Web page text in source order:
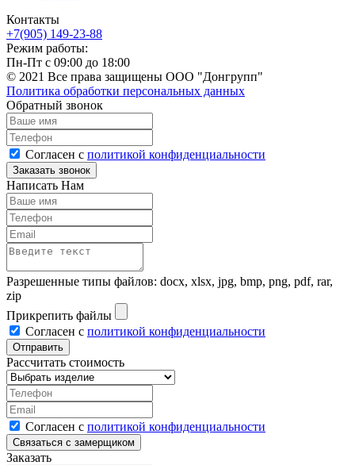
Контакты
+7(905) 149-23-88
Режим работы:
Пн-Пт с 09:00 до 18:00
© 2021 Все права защищены ООО "Донгрупп"
Политика обработки персональных данных
Обратный звонок
Согласен с политикой конфиденциальности
Написать Нам
Разрешенные типы файлов: docx, xlsx, jpg, bmp, png, pdf, rar,
zip
Прикрепить файлы
Согласен с политикой конфиденциальности
Рассчитать стоимость
Согласен с политикой конфиденциальности
Заказать